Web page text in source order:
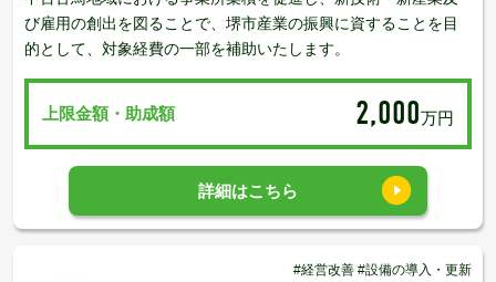
び雇用の創出を図ることで、堺市産業の振興に資することを目
的として、対象経費の一部を補助いたします。
上限金額・助成額 2,000万円
詳細はこちら
#経営改善 #設備の導入・更新